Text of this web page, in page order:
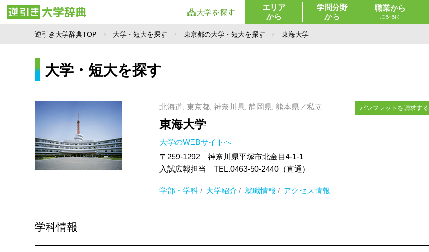
大学を探す
エリア
から
学問分野
から
職業から
JOB-BIKI
逆引き大学辞典TOP 大学・短大を探す 東京都の大学・短大を探す 東海大学
大学・短大を探す
北海道, 東京都, 神奈川県, 静岡県, 熊本県／私立
東海大学
大学のWEBサイトへ
〒259-1292 神奈川県平塚市北金目4-1-1
入試広報担当 TEL.0463-50-2440（直通）
パンフレットを請求する
学部・学科/ 大学紹介 / 就職情報 / アクセス情報
学科情報